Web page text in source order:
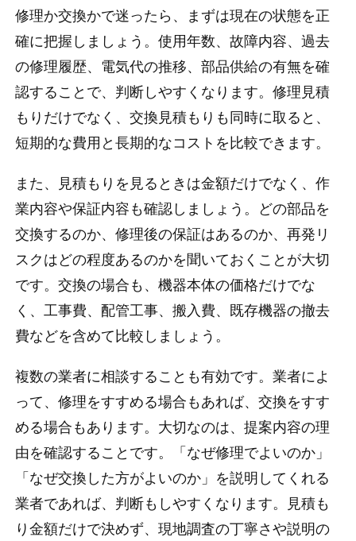
修理か交換かで迷ったら、まずは現在の状態を正
確に把握しましょう。使用年数、故障内容、過去
の修理履歴、電気代の推移、部品供給の有無を確
認することで、判断しやすくなります。修理見積
もりだけでなく、交換見積もりも同時に取ると、
短期的な費用と長期的なコストを比較できます。
また、見積もりを見るときは金額だけでなく、作
業内容や保証内容も確認しましょう。どの部品を
交換するのか、修理後の保証はあるのか、再発リ
スクはどの程度あるのかを聞いておくことが大切
です。交換の場合も、機器本体の価格だけでな
く、工事費、配管工事、搬入費、既存機器の撤去
費などを含めて比較しましょう。
複数の業者に相談することも有効です。業者によ
って、修理をすすめる場合もあれば、交換をすす
める場合もあります。大切なのは、提案内容の理
由を確認することです。「なぜ修理でよいのか」
「なぜ交換した方がよいのか」を説明してくれる
業者であれば、判断もしやすくなります。見積も
り金額だけで決めず、現地調査の丁寧さや説明の